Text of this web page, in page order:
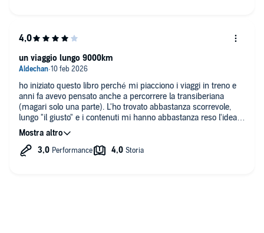
ho iniziato questo libro perché mi piacciono i viaggi in treno e
anni fa avevo pensato anche a percorrere la transiberiana
(magari solo una parte). L'ho trovato abbastanza scorrevole,
lungo "il giusto" e i contenuti mi hanno abbastanza reso l'idea
di come possa essere fare un viaggio di questo tipo, di come
possa essere l'atmosfera, di come possano essere i paesaggi e
le differenti culture e usanze che si incontrano durante il
un viaggio lungo 9000km